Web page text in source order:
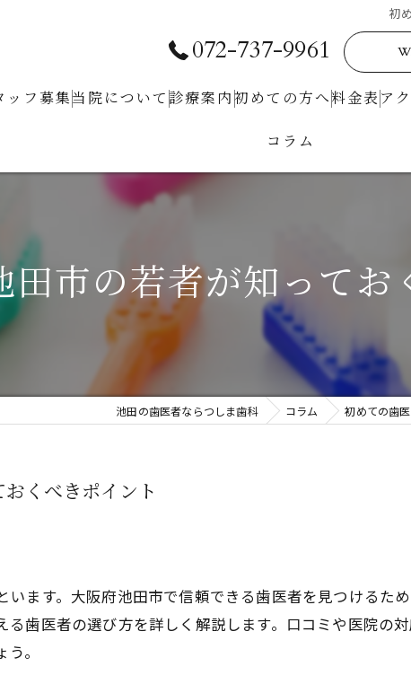
初
072-737-9961
ッフ募集当院について 診療案内
⾍⻭治療
睡眠歯科
噛み合わせ
初めての⽅へ料金表ア
コラム
市の若者が知ってお
池田の歯医者ならつしま歯科 コラム 初めての歯
くべきポイント
ます。大阪府池田市で信頼できる歯医者を見つけるた
歯医者の選び方を詳しく解説します。口コミや医院の
。